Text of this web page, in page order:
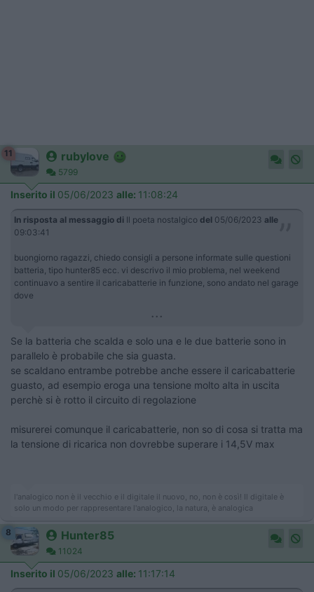
11 rubylove
5799
Inserito il 05/06/2023 alle: 11:08:24
In risposta al messaggio di Il poeta nostalgico del 05/06/2023 alle
09:03:41
buongiorno ragazzi, chiedo consigli a persone informate sulle questioni
batteria, tipo hunter85 ecc. vi descrivo il mio problema, nel weekend
continuavo a sentire il caricabatterie in funzione, sono andato nel garage
dove
...
Se la batteria che scalda e solo una e le due batterie sono in
parallelo è probabile che sia guasta.
se scaldano entrambe potrebbe anche essere il caricabatterie
guasto, ad esempio eroga una tensione molto alta in uscita
perchè si è rotto il circuito di regolazione
misurerei comunque il caricabatterie, non so di cosa si tratta ma
la tensione di ricarica non dovrebbe superare i 14,5V max
l'analogico non è il vecchio e il digitale il nuovo, no, non è così! Il digitale è
solo un modo per rappresentare l'analogico, la natura, è analogica
8 Hunter85
11024
Inserito il 05/06/2023 alle: 11:17:14